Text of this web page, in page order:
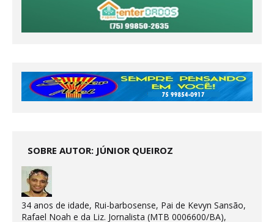
SOBRE AUTOR: JÚNIOR QUEIROZ
34 anos de idade, Rui-barbosense, Pai de Kevyn Sansão,
Rafael Noah e da Liz. Jornalista (MTB 0006600/BA),